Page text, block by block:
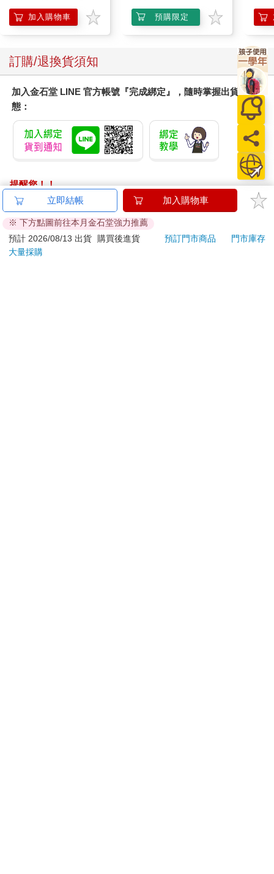
化的悲傷情緒，如Diane di Prima的〈熄滅的黃銅熔爐：人工流產
後之歌〉，以及Zofia Nałkowska筆下1935年一名悲慘的波蘭女
求客套的社會中保持沉默有多麼孤獨，Dorothy Parker在令人難忘
的辛辣諷刺文中描繪出這件事。這部分的許多文章也生動傳達出
一些熱心的人如何充滿愛地幫助我們走過人工流產的過程。這裡
提到義氣相挺的朋友，Ursula K. Le Guin的〈堅守陣地〉中母女
間的緊張紐帶，以及Judith Arcana溫柔地描繪出勇敢而有同情心
的人工流產運動人士，如何在墮胎合法化的年代之前幫助大家尋
求非法管道。
「意志」著眼於我們生育力中固有的個人與政治力量，以及即使
人工流產合法且在文化上也為人所接受，做出這決定仍然可能需
要勇氣和決心。這部分的許多篇章呈現出女性針對自己身體裡的
生與死，重新取回道德權威，那是我們這具有繁殖能力的身軀與
生俱來的權利──無論是Alexis Quinlan大膽地將生育自由冠上二
十世紀末的一句軍隊口號「盡你所能」（be all you can be），或
這部分包含Audre Lorde 1950年代在布魯克林獨自偷偷做的人工
流產，也有Marge Piercy令人著迷又豪氣的〈生的權利〉，開頭
加入購物車 預購限定
訂購/退換貨須知
加入金石堂 LINE 官方帳號『完成綁定』，隨時掌握出貨動
態：
提醒您！！
金石堂及銀行均不會請您操作ATM! 如接獲電話要求您前往
ATM提款機，請不要聽從指示，以免受騙上當！
退換貨須知：
**提醒您，鑑賞期不等於試用期，退回商品須為全新狀態**
立即結帳 加入購物車
※ 下方點圖前往本月金石堂強力推薦
預計 2026/08/13 出貨
購買後進貨 預訂門市商品
門市庫存
大量採購